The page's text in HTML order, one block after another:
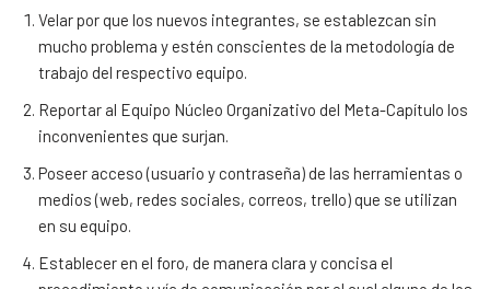
Velar por que los nuevos integrantes, se establezcan sin
mucho problema y estén conscientes de la metodología de
trabajo del respectivo equipo.
Reportar al Equipo Núcleo Organizativo del Meta-Capítulo los
inconvenientes que surjan.
Poseer acceso (usuario y contraseña) de las herramientas o
medios (web, redes sociales, correos, trello) que se utilizan
en su equipo.
Establecer en el foro, de manera clara y concisa el